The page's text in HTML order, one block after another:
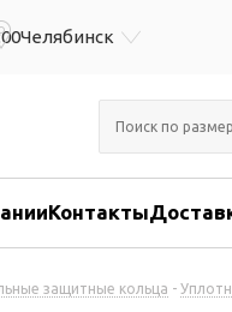
Челябинск
Контакты
защитные кольца -